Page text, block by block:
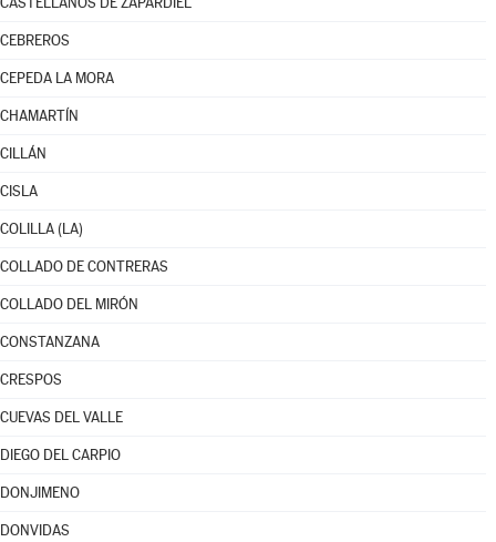
CEBREROS
CEPEDA LA MORA
CHAMARTÍN
CILLÁN
CISLA
COLILLA (LA)
COLLADO DE CONTRERAS
COLLADO DEL MIRÓN
CONSTANZANA
CRESPOS
CUEVAS DEL VALLE
DIEGO DEL CARPIO
DONJIMENO
DONVIDAS